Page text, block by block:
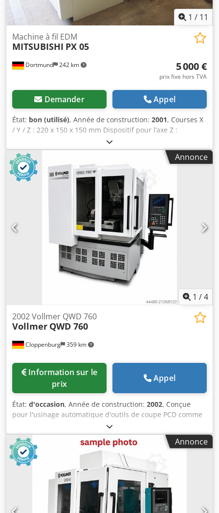
1 / 11
Dortmund 242 km
Machine à fil EDM
MITSUBISHI PX 05
5 000 €
prix fixe hors TVA
Demander Appel
État: bon (utilisé), Année de construction: 2001, Courses X
/ Y / Z : 220 x 150 x 150 mm Dispositif pour l’axe Z :
équipement standard (= 5e axe) Angle de conicité
maximal : 15° (pour une pièce d’une épaisseur de 100 mm)
Dispositif pour l’usinage conique : équipement standard (=
3e et 4e axes) Diamètre du fil : 0,03 à 0,25 mm Dsdpfx Asg
Icdyelmokr Dimensions L x l x H : 1 900 x 2 345 x 2 060 mm
Poids de la machine : 3 000 kg Siegfried Volz
Werkzeugmaschinen Rüschebrinkstr. 151-153 44143
Annonce
1 /4
Cloppenburg 359 km
2002 Vollmer QWD 760
Vollmer QWD 760
prix
Appel
État: d'occasion, Année de construction: 2002, Conçue
pour l'usinage automatique d'outils de coupe PCD comme
des fraises, des outils à queue, des outils discoïde par
procédé électroérosive à fil. Accessoires: Capotage intégral
Système de refroidissement du liquide diélectrique
Système anti-incendie automatique Dkodeylby Ispfx Almor
Palpeur de mesure Eclairage Graissage centralisé
automatique Logement porte-outil SA 40 Séparateur
d’huile et d’émulsion Mandrin de contrôle SA 40 Logiciel
CAD / CAM et Exprog pour PC de station de travail externe
Diamètre extérieur de la fraise: max.320 mm La longueur
Annonce